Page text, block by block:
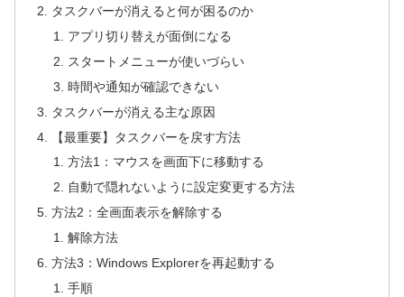
タスクバーが消えると何が困るのか
アプリ切り替えが面倒になる
スタートメニューが使いづらい
時間や通知が確認できない
タスクバーが消える主な原因
【最重要】タスクバーを戻す方法
方法1：マウスを画面下に移動する
自動で隠れないように設定変更する方法
方法2：全画面表示を解除する
解除方法
方法3：Windows Explorerを再起動する
手順